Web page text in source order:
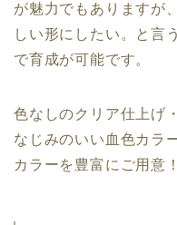
が魅力でもありますが
しい形にしたい。と言
で育成が可能です。
色なしのクリア仕上げ
なじみのいい血色カラ
カラーを豊富にご用意！